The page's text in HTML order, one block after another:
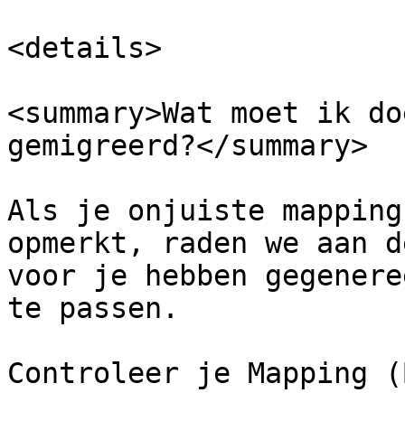
<details>
<summary>Wat moet
gemigreerd?</summary>
Als je onjuiste
opmerkt, raden we aan
voor je hebben
te passen.
Controleer je Mapping